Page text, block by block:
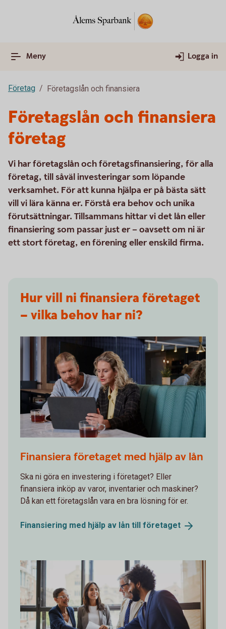
Meny Logga in
Företag Företagslån och finansiera
Företagslån och finansiera
företag
Vi har företagslån och företagsfinansiering, för alla
företag, till såväl investeringar som löpande
verksamhet. För att kunna hjälpa er på bästa sätt
vill vi lära känna er. Förstå era behov och unika
förutsättningar. Tillsammans hittar vi det lån eller
finansiering som passar just er – oavsett om ni är
ett stort företag, en förening eller enskild firma.
Hur vill ni finansiera företaget
– vilka behov har ni?
Finansiera företaget med hjälp av lån
Ska ni göra en investering i företaget? Eller
finansiera inköp av varor, inventarier och maskiner?
Då kan ett företagslån vara en bra lösning för er.
Finansiering med hjälp av lån till företaget